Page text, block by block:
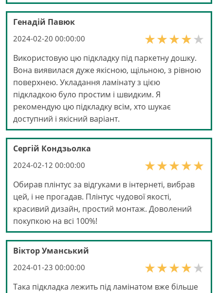
Генадій Павюк
2024-02-20 00:00:00
Використовую цю підкладку під паркетну дошку.
Вона виявилася дуже якісною, щільною, з рівною
поверхнею. Укладання ламінату з цією
підкладкою було простим і швидким. Я
рекомендую цю підкладку всім, хто шукає
доступний і якісний варіант.
Сергій Кондзьолка
2024-02-12 00:00:00
Обирав плінтус за відгуками в інтернеті, вибрав
цей, і не прогадав. Плінтус чудової якості,
красивий дизайн, простий монтаж. Доволений
покупкою на всі 100%!
Віктор Уманський
2024-01-23 00:00:00
Така підкладка лежить під ламінатом вже більше